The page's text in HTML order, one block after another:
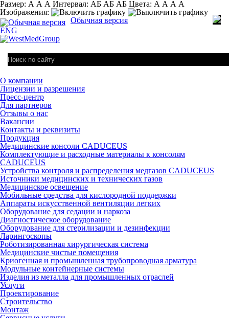
Размер: А А А Интервал: AБ АБ AБ Цвета: А А А А
Изображения:
Обычная версия
ENG
О компании
Лицензии и разрешения
Пресс-центр
Для партнеров
Отзывы о нас
Вакансии
Контакты и реквизиты
Продукция
Медицинские консоли CADUCEUS
Комплектующие и расходные материалы к консолям
CADUCEUS
Устройства контроля и распределения медгазов CADUCEUS
Источники медицинских и технических газов
Медицинское освещение
Мобильные средства для кислородной поддержки
Аппараты искусственной вентиляции легких
Оборудование для седации и наркоза
Диагностическое оборудование
Оборудование для стерилизации и дезинфекции
Ларингоскопы
Роботизированная хирургическая система
Медицинские чистые помещения
Криогенная и промышленная трубопроводная арматура
Модульные контейнерные системы
Изделия из металла для промышленных отраслей
Услуги
Проектирование
Строительство
Монтаж